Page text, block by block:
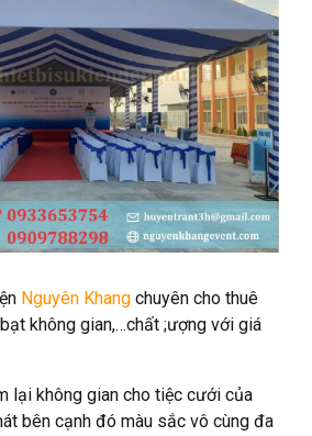
Nguyên Khang chuyên cho thuê
không gian,…chất ;ượng với giá
lại không gian cho tiệc cưới của
bên cạnh đó màu sắc vô cùng đa